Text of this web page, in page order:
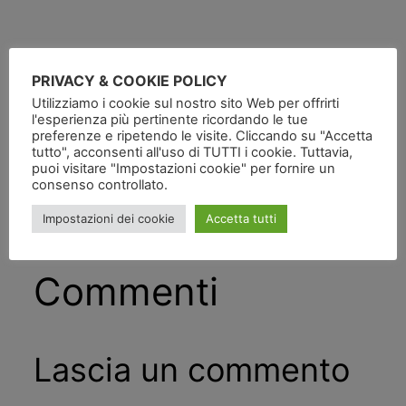
Pubblicato
da
Tag:
Commenti
Lascia un commento
PRIVACY & COOKIE POLICY
Utilizziamo i cookie sul nostro sito Web per offrirti
l'esperienza più pertinente ricordando le tue
preferenze e ripetendo le visite. Cliccando su "Accetta
tutto", acconsenti all'uso di TUTTI i cookie. Tuttavia,
puoi visitare "Impostazioni cookie" per fornire un
consenso controllato.
Impostazioni dei cookie Accetta tutti